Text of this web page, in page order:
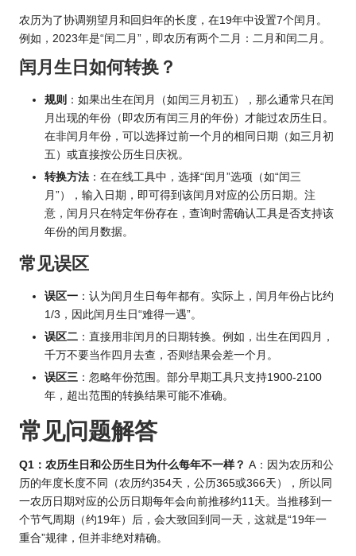
农历为了协调朔望月和回归年的长度，在19年中设置7个闰月。
例如，2023年是“闰二月”，即农历有两个二月：二月和闰二月。
闰月生日如何转换？
规则 ：如果出生在闰月（如闰三月初五），那么通常只在闰
月出现的年份（即农历有闰三月的年份）才能过农历生日。
在非闰月年份，可以选择过前一个月的相同日期（如三月初
五）或直接按公历生日庆祝。
转换方法 ：在在线工具中，选择“闰月”选项（如“闰三
月”），输入日期，即可得到该闰月对应的公历日期。注
意，闰月只在特定年份存在，查询时需确认工具是否支持该
年份的闰月数据。
常见误区
误区一 ：认为闰月生日每年都有。实际上，闰月年份占比约
1/3，因此闰月生日“难得一遇”。
误区二 ：直接用非闰月的日期转换。例如，出生在闰四月，
千万不要当作四月去查，否则结果会差一个月。
误区三 ：忽略年份范围。部分早期工具只支持1900-2100
年，超出范围的转换结果可能不准确。
常见问题解答
Q1：农历生日和公历生日为什么每年不一样？ A：因为农历和公
历的年度长度不同（农历约354天，公历365或366天），所以同
一农历日期对应的公历日期每年会向前推移约11天。当推移到一
个节气周期（约19年）后，会大致回到同一天，这就是“19年一
重合”规律，但并非绝对精确。